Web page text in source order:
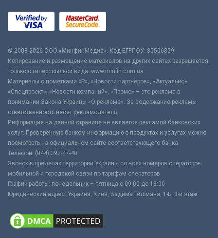
© 2008-2026 ООО «МинфинМедиа». Код ЕГРПОУ: 35506859
Копирование и размещение материалов на других сайтах разрешается
только с гиперссылкой вида: www.minfin.com.ua
Материалы с пометками «Р», «Новости партнёров», «Актуально»,
«Спецпроект», «Новости компаний», «Промо» – это реклама в
понимании Закона Украины «О рекламе». За содержание рекламы
ответственность несёт рекламодатель.
Информация на данной странице не является рекламой банковских
услуг. Проверенную банком информацию о продуктах и услугах можно
посмотреть на официальном сайте соответствующего банка.
Телефон: (044) 392-47-40
Звонок в пределах территории Украины со всех номеров операторов
мобильной и городской связи по тарифам операторов
График работы: понедельник – пятница с 09:00 до 18:00
Юридический адрес: Украина, Киев, Вадима Гетьмана, 1-Б, 3-й этаж